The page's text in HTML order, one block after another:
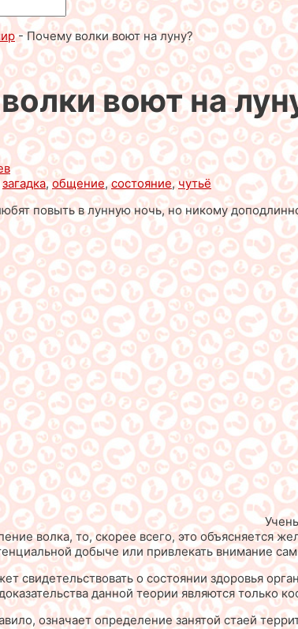
-Почему волки воют на луну?
воют на
загадка,общение,состояние,чутьё
повыть в лунную ночь, но никому
волка, то, скорее всего, это объясняется
добыче или привлекать внимание
свидетельствовать о состоянии здоровья
данной теории являются только
означает определение занятой стаей